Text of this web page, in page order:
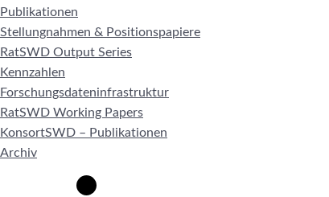
Publikationen
Stellungnahmen & Positionspapiere
RatSWD Output Series
Kennzahlen
Forschungsdateninfrastruktur
RatSWD Working Papers
KonsortSWD – Publikationen
Archiv